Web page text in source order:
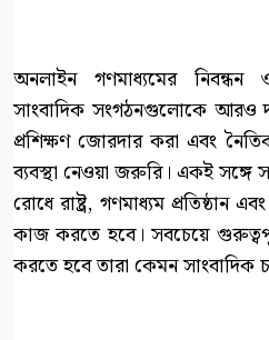
অনলাইন গণমাধ্যমের নিবন্ধন
সাংবাদিক সংগঠনগুলোকে আরও
প্রশিক্ষণ জোরদার করা এবং
ব্যবস্থা নেওয়া জরুরি। একই সঙ্গে
রোধে রাষ্ট্র, গণমাধ্যম প্রতিষ্ঠান
কাজ করতে হবে। সবচেয়ে
করতে হবে তারা কেমন সাংবাদিক